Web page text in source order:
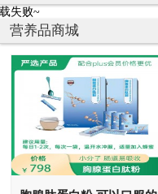
失败~
营养品商城